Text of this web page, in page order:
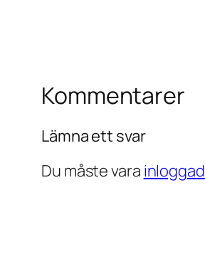
Kommentarer
Lämna ett svar
Du måste vara inloggad